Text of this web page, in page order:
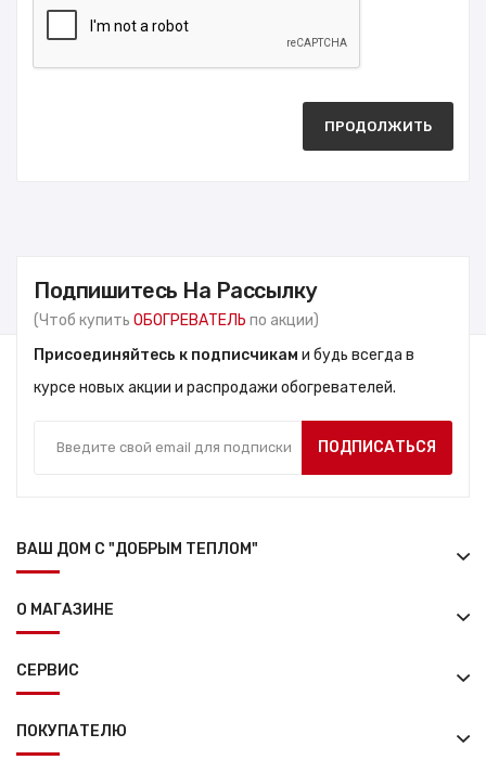
ПРОДОЛЖИТЬ
Подпишитесь На Рассылку
(Чтоб купить ОБОГРЕВАТЕЛЬ по акции)
Присоединяйтесь к подписчикам и будь всегда в
курсе новых акции и распродажи обогревателей.
ПОДПИСАТЬСЯ
ВАШ ДОМ С "ДОБРЫМ ТЕПЛОМ"
О МАГАЗИНЕ
СЕРВИС
ПОКУПАТЕЛЮ